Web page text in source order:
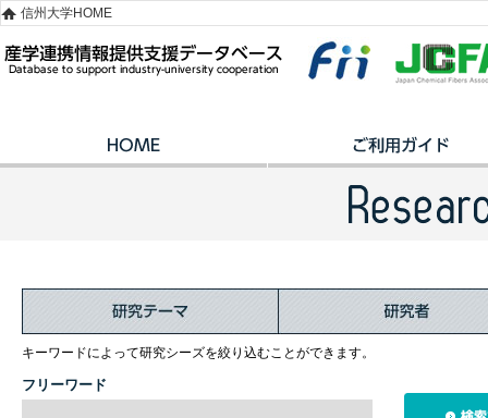
信州大学HOME
キーワードによって研究シーズを絞り込むことができます。
フリーワード